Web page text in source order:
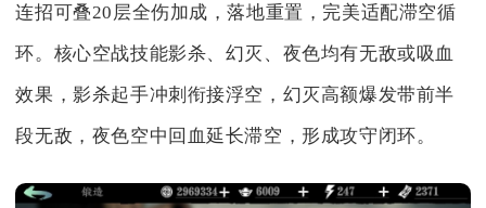
连招可叠20层全伤加成，落地重置，完美适配滞空循
环。核心空战技能影杀、幻灭、夜色均有无敌或吸血
效果，影杀起手冲刺衔接浮空，幻灭高额爆发带前半
段无敌，夜色空中回血延长滞空，形成攻守闭环。